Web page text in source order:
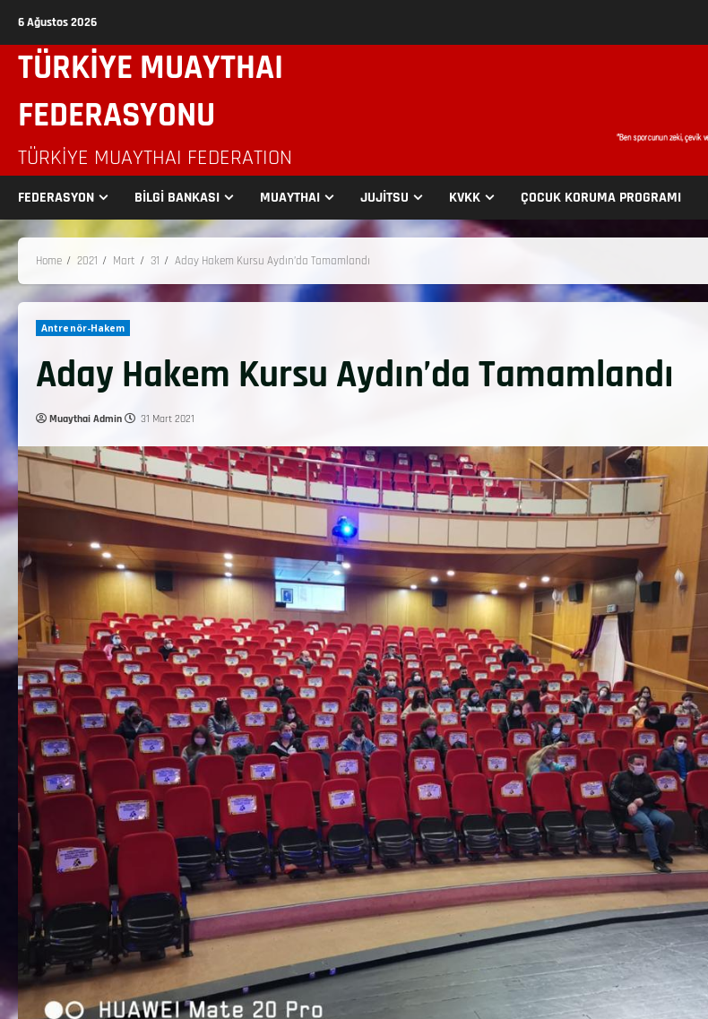
6 Ağustos 2026
TÜRKİYE MUAYTHAI
FEDERASYONU
TÜRKIYE MUAYTHAI FEDERATION
FEDERASYON BİLGİ BANKASI MUAYTHAI JUJİTSU KVKK ÇOCUK KORUMA PROGRAMI
Home 2021 Mart 31 Aday Hakem Kursu Aydın’da Tamamlandı
Antrenör-Hakem
Aday Hakem Kursu Aydın’da Tamamlandı
Muaythai Admin 31 Mart 2021